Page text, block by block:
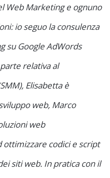
Web Marketing e ognuno
io seguo la consulenza
su Google AdWords
relativa al
Elisabetta è
web, Marco
web
ottimizzare codici e script
siti web. In pratica con il